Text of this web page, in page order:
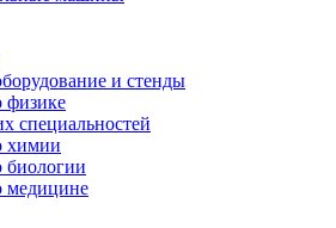
и стенды
физике
специальностей
химии
биологии
медицине